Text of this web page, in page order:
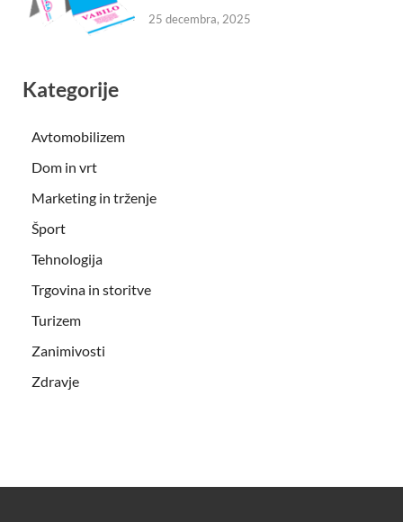
25 decembra, 2025
Kategorije
Avtomobilizem
Dom in vrt
Marketing in trženje
Šport
Tehnologija
Trgovina in storitve
Turizem
Zanimivosti
Zdravje